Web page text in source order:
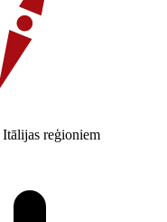
reģioniem